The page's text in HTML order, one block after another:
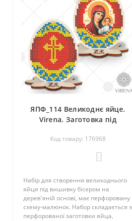
ЯПФ_114 Великоднє яйце.
Virena. Заготовка під
Код товару: 176968
Набір для створення великоднього
яйця під вишивку бісером на
дерев'яній основі, має перфоровану
схему-малюнок. Набор складається з
перфорованої заготовки яйца,